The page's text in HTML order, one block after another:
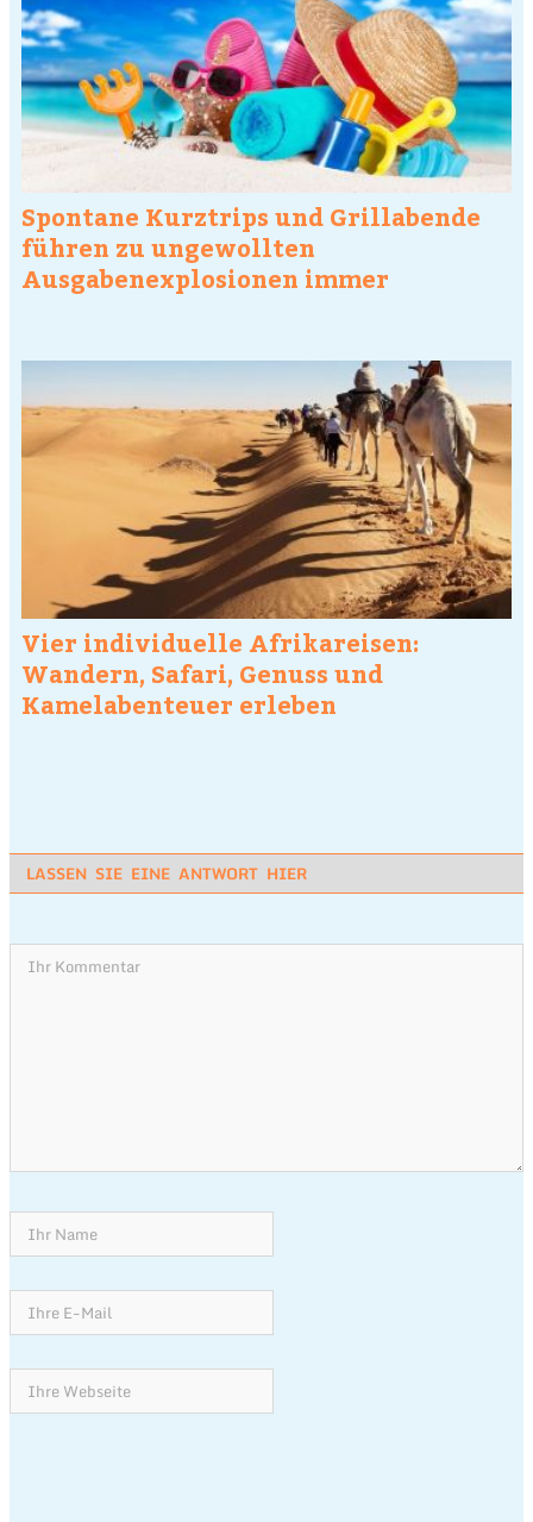
Spontane Kurztrips und Grillabende
führen zu ungewollten
Ausgabenexplosionen immer
Vier individuelle Afrikareisen:
Wandern, Safari, Genuss und
Kamelabenteuer erleben
LASSEN SIE EINE ANTWORT HIER